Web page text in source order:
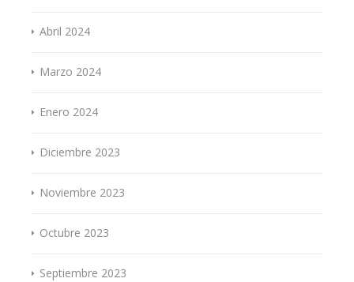
Abril 2024
Marzo 2024
Enero 2024
Diciembre 2023
Noviembre 2023
Octubre 2023
Septiembre 2023